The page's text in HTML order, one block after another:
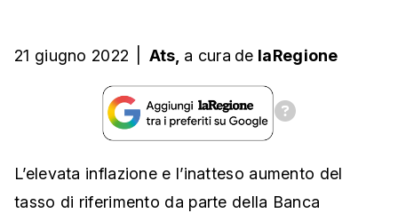
21 giugno 2022 Ats, a cura de laRegione
L’elevata inflazione e l’inatteso aumento del
tasso di riferimento da parte della Banca